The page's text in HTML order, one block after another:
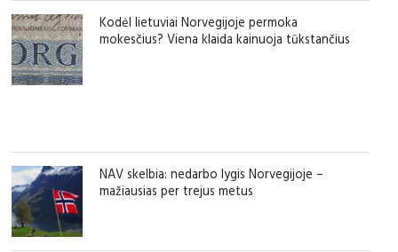
Kodėl lietuviai Norvegijoje permoka
mokesčius? Viena klaida kainuoja tūkstančius
NAV skelbia: nedarbo lygis Norvegijoje –
mažiausias per trejus metus